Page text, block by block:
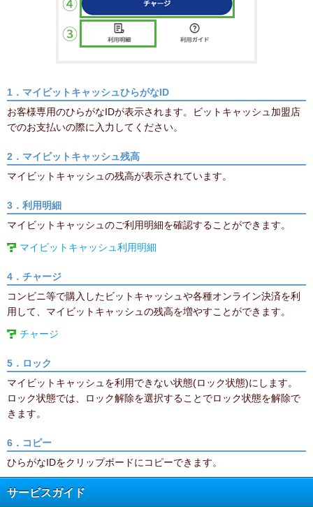
1．マイビットキャッシュひらがなID
お客様専用のひらがなIDが表示されます。ビットキャッシュ加盟店
でのお支払いの際に入力してください。
2．マイビットキャッシュ残高
マイビットキャッシュの残高が表示されています。
3．利用明細
マイビットキャッシュのご利用明細を確認することができます。
マイビットキャッシュ利用明細
4．チャージ
コンビニ等で購入したビットキャッシュや各種オンライン決済を利
用して、マイビットキャッシュの残高を増やすことができます。
チャージ
5．ロック
マイビットキャッシュを利用できない状態(ロック状態)にします。
ロック状態では、ロック解除を選択することでロック状態を解除で
きます。
6．コピー
ひらがなIDをクリップボードにコピーできます。
サービスガイド